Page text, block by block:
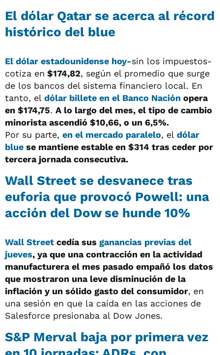
El dólar Qatar se acerca al récord
histórico del blue
El dólar estadounidense hoy-sin los impuestos-
cotiza en $174,82, según el promedio que surge
de los bancos del sistema financiero local. En
tanto, el dólar billete en el Banco Nación opera
en $174,75. A lo largo del mes, el tipo de cambio
minorista ascendió $10,66, o un 6,5%.
Por su parte, en el mercado paralelo, el dólar
blue se mantiene estable en $314 tras ceder por
tercera jornada consecutiva.
Wall Street se desvanece tras
euforia que provocó Powell: una
acción del Dow se hunde 10%
Wall Street cedía sus ganancias previas del
jueves, ya que una contracción en la actividad
manufacturera el mes pasado empañó los datos
que mostraron una leve disminución de la
inflación y un sólido gasto del consumidor, en
una sesión en que la caída en las acciones de
Salesforce presionaba al Dow Jones.
S&P Merval baja por primera vez